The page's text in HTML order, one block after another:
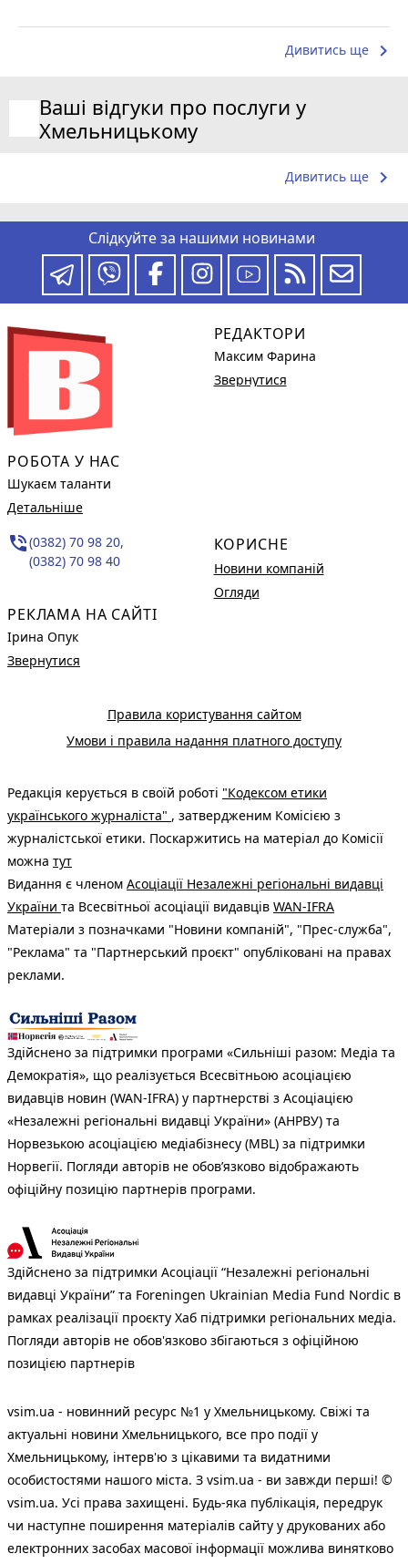
Дивитись ще keyboard_arrow_right
Ваші відгуки про послуги у
Хмельницькому
Дивитись ще keyboard_arrow_right
Слідкуйте за нашими новинами
РОБОТА У НАС
Шукаєм таланти
Детальніше
phone_in_talk(0382) 70 98 20,
(0382) 70 98 40
РЕКЛАМА НА САЙТІ
Ірина Опук
Звернутися
РЕДАКТОРИ
Максим Фарина
Звернутися
КОРИСНЕ
Новини компаній
Огляди
Правила користування сайтом
Умови і правила надання платного доступу
Редакція керується в своїй роботі "Кодексом етики
українського журналіста" , затвердженим Комісією з
журналістської етики. Поскаржитись на матеріал до Комісії
можна тут
Видання є членом Асоціації Незалежні регіональні видавці
України та Всесвітньої асоціації видавців WAN-IFRA
Матеріали з позначками "Новини компаній", "Прес-служба",
"Реклама" та "Партнерський проєкт" опубліковані на правах
реклами.
Здійснено за підтримки програми «Сильніші разом: Медіа та
Демократія», що реалізується Всесвітньою асоціацією
видавців новин (WAN-IFRA) у партнерстві з Асоціацією
«Незалежні регіональні видавці України» (АНРВУ) та
Норвезькою асоціацією медіабізнесу (MBL) за підтримки
Норвегії. Погляди авторів не обов’язково відображають
офіційну позицію партнерів програми.
Здійснено за підтримки Асоціації “Незалежні регіональні
видавці України” та Foreningen Ukrainian Media Fund Nordic в
рамках реалізації проєкту Хаб підтримки регіональних медіа.
Погляди авторів не обов'язково збігаються з офіційною
позицією партнерів
vsim.ua - новинний ресурс №1 у Хмельницькому. Свіжі та
актуальні новини Хмельницького, все про події у
Хмельницькому, інтерв'ю з цікавими та видатними
особистостями нашого міста. З vsim.ua - ви завжди перші! ©
vsim.ua. Усі права захищені. Будь-яка публiкацiя, передрук
чи наступне поширення матеріалів сайту у друкованих або
електронних засобах масової інформації можлива винятково